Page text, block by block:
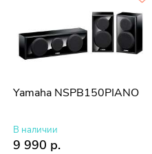
Yamaha NSPB150PIANO
В наличии
9 990 р.